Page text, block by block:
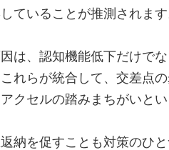
ていることが推測されます
は、認知機能低下だけで
れらが統合して、交差点
クセルの踏みまちがいと
納を促すことも対策のひ